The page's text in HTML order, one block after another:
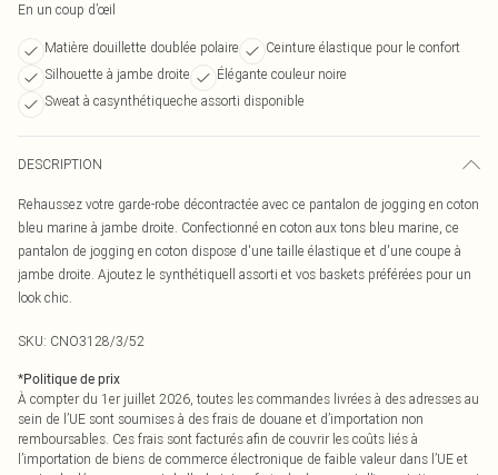
En un coup d’œil
Matière douillette doublée polaire
Ceinture élastique pour le confort
Silhouette à jambe droite
Élégante couleur noire
Sweat à casynthétiqueche assorti disponible
DESCRIPTION
Rehaussez votre garde-robe décontractée avec ce pantalon de jogging en coton
bleu marine à jambe droite. Confectionné en coton aux tons bleu marine, ce
pantalon de jogging en coton dispose d'une taille élastique et d'une coupe à
jambe droite. Ajoutez le synthétiquell assorti et vos baskets préférées pour un
look chic.
SKU: CNO3128/3/52
*Politique de prix
À compter du 1er juillet 2026, toutes les commandes livrées à des adresses au
sein de l’UE sont soumises à des frais de douane et d’importation non
remboursables. Ces frais sont facturés afin de couvrir les coûts liés à
l’importation de biens de commerce électronique de faible valeur dans l’UE et